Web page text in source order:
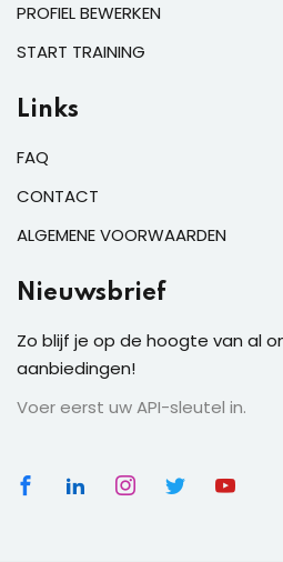
PROFIEL BEWERKEN
START TRAINING
Links
FAQ
CONTACT
ALGEMENE VOORWAARDEN
Nieuwsbrief
Zo blijf je op de hoogte van al
aanbiedingen!
Voer eerst uw API-sleutel in.